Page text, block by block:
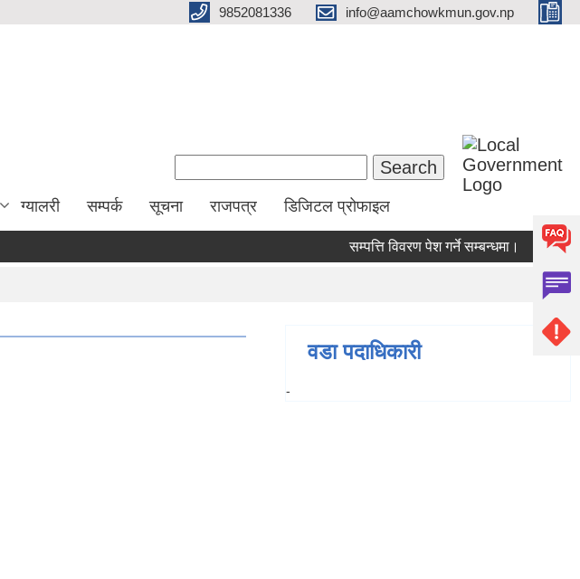
9852081336 info@aamchowkmun.gov.np
ग्यालरी सम्पर्क सूचना राजपत्र डिजिटल प्रोफाइल
सम्पत्ति विवरण पेश गर्ने सम्बन्धमा।
वडा पदाधिकारी
-